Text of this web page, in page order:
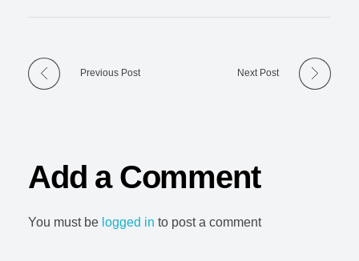
Previous Post Next Post
Add a Comment
You must be logged in to post a comment